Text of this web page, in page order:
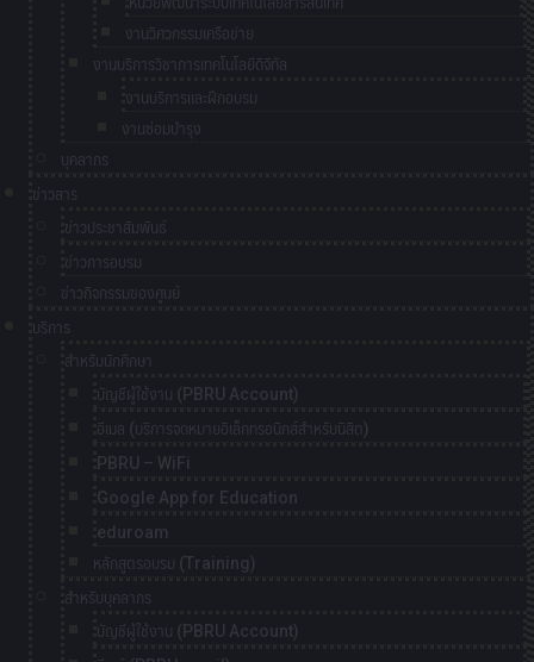
งานวิศวกรรมเครือข่าย
งานบริการวิชาการเทคโนโลยีดิจิทัล
งานบริการและฝึกอบรม
งานซ่อมบำรุง
บุคลากร
ข่าวสาร
ข่าวประชาสัมพันธ์
ข่าวการอบรม
ข่าวกิจกรรมของศูนย์
บริการ
สำหรับนักศึกษา
บัญชีผู้ใช้งาน (PBRU Account)
อีเมล (บริการจดหมายอิเล็กทรอนิกส์สำหรับนิสิต)
PBRU – WiFi
Google App for Education
eduroam
หลักสูตรอบรม (Training)
สำหรับบุคลากร
บัญชีผู้ใช้งาน (PBRU Account)